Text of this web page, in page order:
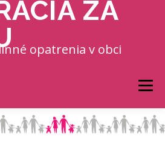
ZA
opatrenia v obci
Menu